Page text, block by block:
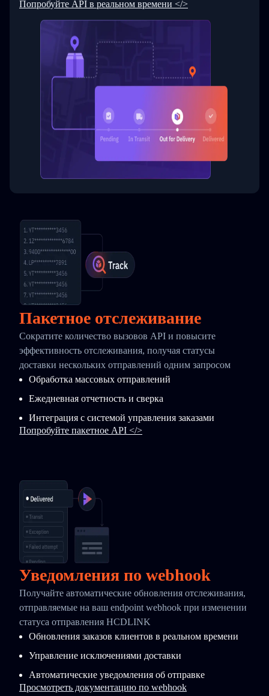
Попробуйте API в реальном времени </>
Пакетное отслеживание
Сократите количество вызовов API и повысите
эффективность отслеживания, получая статусы
доставки нескольких отправлений одним запросом
Обработка массовых отправлений
Ежедневная отчетность и сверка
Интеграция с системой управления заказами
Попробуйте пакетное API </>
Уведомления по webhook
Получайте автоматические обновления отслеживания,
отправляемые на ваш endpoint webhook при изменении
статуса отправления HCDLINK
Обновления заказов клиентов в реальном времени
Управление исключениями доставки
Автоматические уведомления об отправке
Просмотреть документацию по webhook